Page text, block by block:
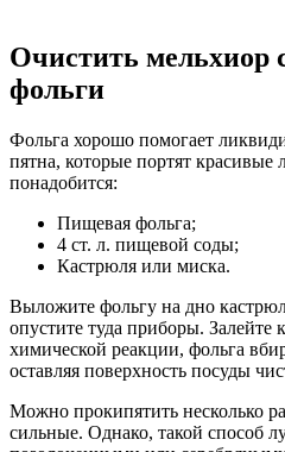
Очистить
фольги
Фольга хорошо помогает
пятна, которые портят
понадобится:
Пищевая фольга;
4 ст. л. пищевой соды;
Кастрюля или миска.
Выложите фольгу на дно
опустите туда приборы.
химической реакции, фольга
оставляя поверхность посуды
Можно прокипятить несколько
сильные. Однако, такой способ